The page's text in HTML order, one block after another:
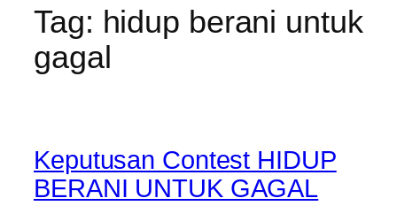
Tag: hidup berani untuk
gagal
Keputusan Contest HIDUP
BERANI UNTUK GAGAL